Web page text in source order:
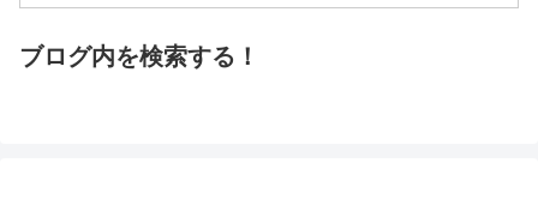
ブログ内を検索する！